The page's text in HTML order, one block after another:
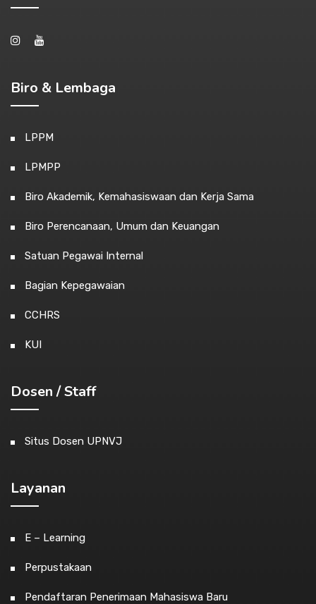
Biro & Lembaga
LPPM
LPMPP
Biro Akademik, Kemahasiswaan dan Kerja Sama
Biro Perencanaan, Umum dan Keuangan
Satuan Pegawai Internal
Bagian Kepegawaian
CCHRS
KUI
Dosen / Staff
Situs Dosen UPNVJ
Layanan
E – Learning
Perpustakaan
Pendaftaran Penerimaan Mahasiswa Baru